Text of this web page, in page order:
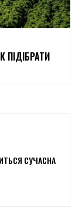
ПІДІБРАТИ
СУЧАСНА